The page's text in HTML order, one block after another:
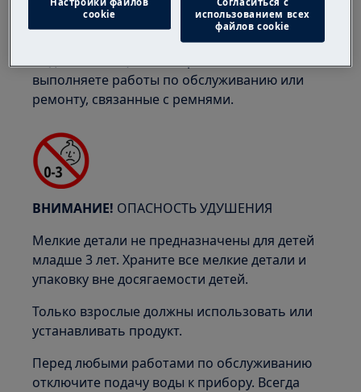
выполняете работы по обслуживанию или
ремонту, связанные с ремнями.
ВНИМАНИЕ! ОПАСНОСТЬ УДУШЕНИЯ
Мелкие детали не предназначены для детей
младше 3 лет. Храните все мелкие детали и
упаковку вне досягаемости детей.
Только взрослые должны использовать или
устанавливать продукт.
Перед любыми работами по обслуживанию
отключите подачу воды к прибору. Всегда
cookie
использованием всех
файлов cookie